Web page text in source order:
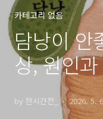
카테고리 없음
담낭이 안
상, 원인
by 한시간전_ 2026. 5.